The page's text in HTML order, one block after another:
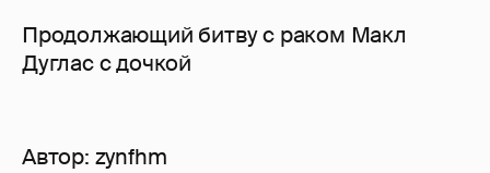
Продолжающий битву с раком Макл
Дуглас с дочкой
Автор: zynfhm